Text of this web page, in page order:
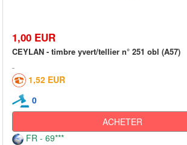
1,00 EUR
CEYLAN - timbre yvert/tellier n° 251 obl (A57)
1,52 EUR
0
ACHETER
FR - 69***